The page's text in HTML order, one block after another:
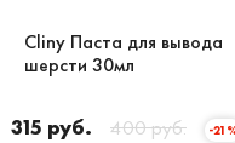
Cliny Паста для вывода
шерсти 30мл
315 руб. 400 руб. -